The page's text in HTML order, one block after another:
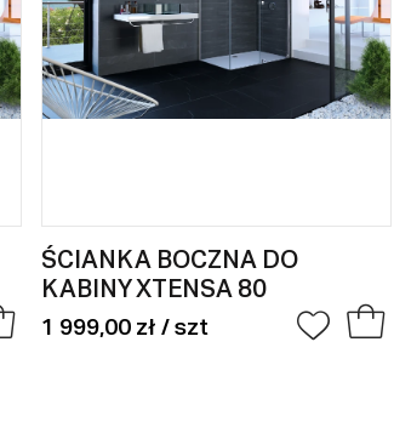
ŚCIANKA BOCZNA DO
KABINY XTENSA 80
1 999,00 zł / szt